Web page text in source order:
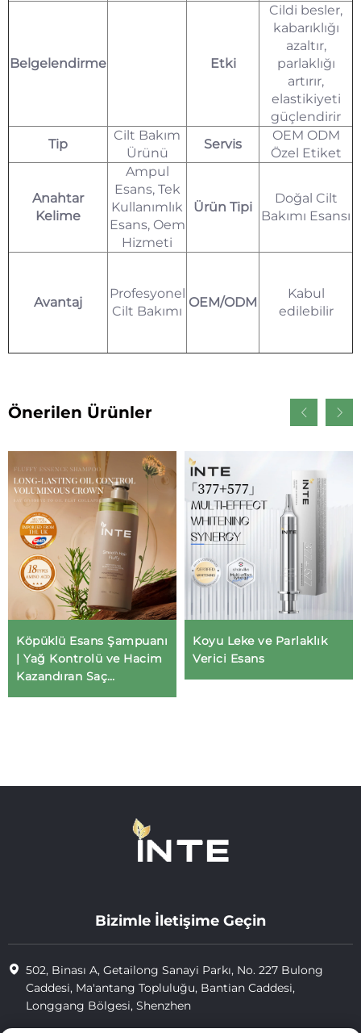
Belgelendirme Etki
Cildi besler,
kabarıklığı
azaltır,
parlaklığı
artırır,
elastikiyeti
güçlendirir
Tip
Cilt Bakım
Ürünü
Servis
OEM ODM
Özel Etiket
Anahtar
Kelime
Ampul
Esans, Tek
Kullanımlık
Esans, Oem
Hizmeti
Ürün Tipi
Doğal Cilt
Bakımı Esansı
Avantaj
Profesyonel
Cilt Bakımı
OEM/ODM
Kabul
edilebilir
Önerilen Ürünler
Köpüklü Esans Şampuanı
| Yağ Kontrolü ve Hacim
Kazandıran Saç
Şampuanı | OEM/ODM
Koyu Leke ve Parlaklık
Verici Esans
Bizimle İletişime Geçin
502, Binası A, Getailong Sanayi Parkı, No. 227 Bulong
Caddesi, Ma'antang Topluluğu, Bantian Caddesi,
Longgang Bölgesi, Shenzhen